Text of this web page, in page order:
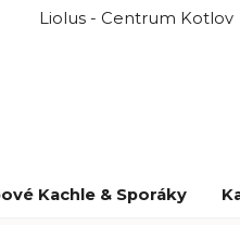
Liolus - Centrum Kotlov
Kachle & Sporáky